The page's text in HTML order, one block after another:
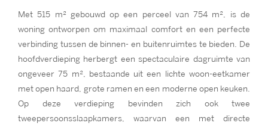
Met 515 m² gebouwd op een perceel van 754 m², is de
woning ontworpen om maximaal comfort en een perfecte
verbinding tussen de binnen- en buitenruimtes te bieden. De
hoofdverdieping herbergt een spectaculaire dagruimte van
ongeveer 75 m², bestaande uit een lichte woon-eetkamer
met open haard, grote ramen en een moderne open keuken.
Op deze verdieping bevinden zich ook twee
tweepersoonsslaapkamers, waarvan een met directe